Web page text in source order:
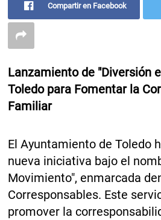
Compartir en Facebook
Lanzamiento de "Diversión
Toledo para Fomentar la
Familiar
El Ayuntamiento de Toledo
nueva iniciativa bajo el
Movimiento", enmarcada
Corresponsables. Este
promover la